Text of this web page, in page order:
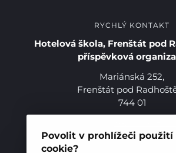
Povolit v prohlížeči použití
cookie?
RYCHLÝ KONTAKT
Hotelová škola, Frenštát pod
příspěvková
Mariánská 252,
Frenštát pod
744 01
E-mail:
Datová schránka: